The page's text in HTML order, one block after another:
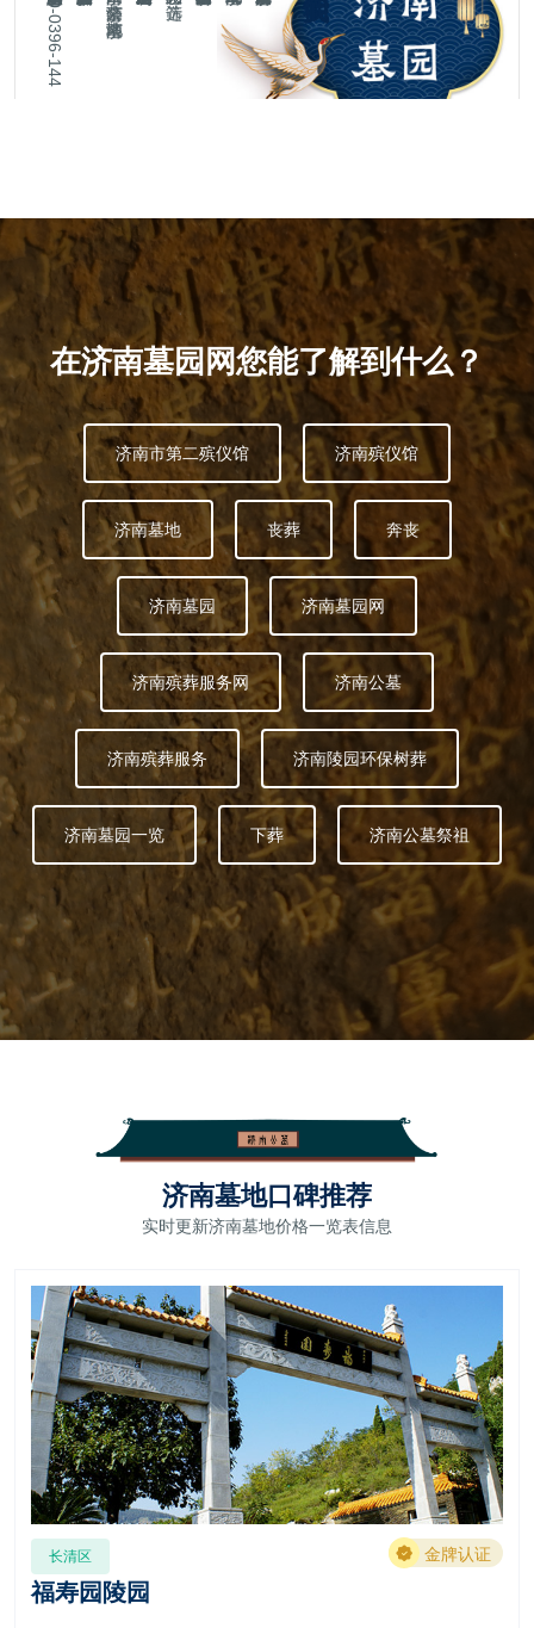
济南墓园网智慧墓园选购平台:400-0396-144
在济南墓园网您能了解到什么？
济南市第二殡仪馆 济南殡仪馆
济南墓地 丧葬 奔丧
济南墓园 济南墓园网
济南殡葬服务网 济南公墓
济南殡葬服务 济南陵园环保树葬
济南墓园一览 下葬 济南公墓祭祖
济南墓地口碑推荐
实时更新济南墓地价格一览表信息
长清区
福寿园陵园
金牌认证